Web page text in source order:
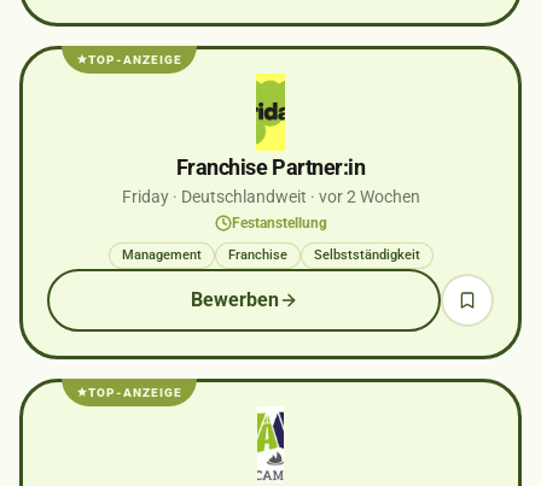
TOP-ANZEIGE
Franchise Partner:in
Friday· Deutschlandweit · vor 2 Wochen
Festanstellung
Management Franchise Selbstständigkeit
Bewerben
TOP-ANZEIGE